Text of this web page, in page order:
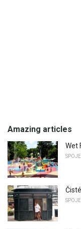
Amazing articles
Wet